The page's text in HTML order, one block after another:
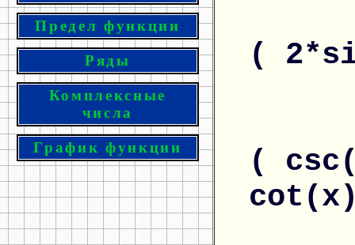
Предел функции
Ряды
Комплексные
числа
График функции
(
(